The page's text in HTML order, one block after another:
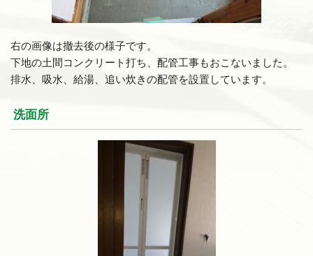
右の画像は撤去後の様子です。
下地の土間コンクリート打ち、配管工事もおこないました。
排水、吸水、給湯、追い炊きの配管を設置しています。
洗面所